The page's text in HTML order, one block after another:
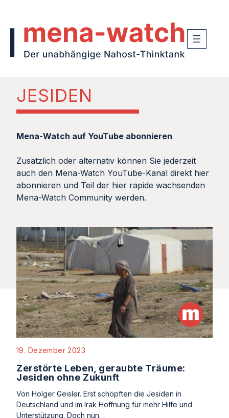
JESIDEN
Mena-Watch auf YouTube abonnieren
Zusätzlich oder alternativ können Sie jederzeit
auch den Mena-Watch YouTube-Kanal direkt hier
abonnieren und Teil der hier rapide wachsenden
Mena-Watch Community werden.
19. Dezember 2023
Zerstörte Leben, geraubte Träume:
Jesiden ohne Zukunft
Von Holger Geisler. Erst schöpften die Jesiden in
Deutschland und im Irak Hoffnung für mehr Hilfe und
Unterstützung. Doch nun…